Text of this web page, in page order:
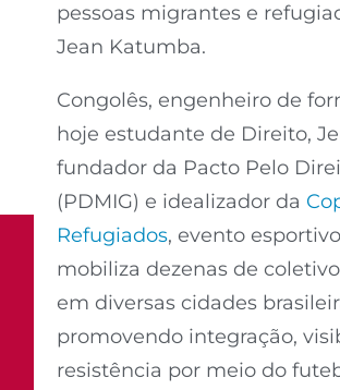
pessoas migrantes e
Jean Katumba.
Congolês, engenheiro de
hoje estudante de Direito,
fundador da Pacto Pelo
(PDMIG) e idealizador da
Refugiados, evento
mobiliza dezenas de
em diversas cidades
promovendo integração,
resistência por meio do